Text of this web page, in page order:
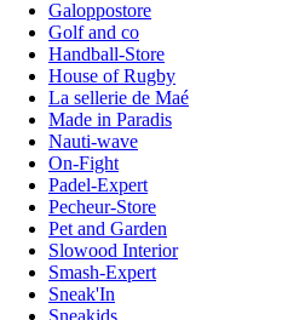
Galoppostore
Golf and co
Handball-Store
House of Rugby
La sellerie de Maé
Made in Paradis
Nauti-wave
On-Fight
Padel-Expert
Pecheur-Store
Pet and Garden
Slowood Interior
Smash-Expert
Sneak'In
Sneakids